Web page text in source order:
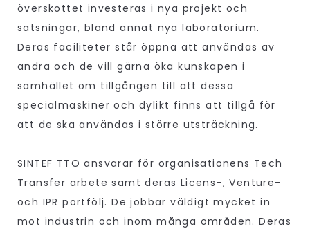
överskottet investeras i nya projekt och
satsningar, bland annat nya laboratorium.
Deras faciliteter står öppna att användas av
andra och de vill gärna öka kunskapen i
samhället om tillgången till att dessa
specialmaskiner och dylikt finns att tillgå för
att de ska användas i större utsträckning.
SINTEF TTO ansvarar för organisationens Tech
Transfer arbete samt deras Licens-, Venture-
och IPR portfölj. De jobbar väldigt mycket in
mot industrin och inom många områden. Deras